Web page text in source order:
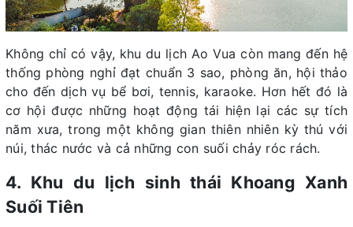
Không chỉ có vậy, khu du lịch Ao Vua còn mang đến hệ
thống phòng nghỉ đạt chuẩn 3 sao, phòng ăn, hội thảo
cho đến dịch vụ bể bơi, tennis, karaoke. Hơn hết đó là
cơ hội được những hoạt động tái hiện lại các sự tích
năm xưa, trong một không gian thiên nhiên kỳ thú với
núi, thác nước và cả những con suối chảy róc rách.
4. Khu du lịch sinh thái Khoang Xanh
Suối Tiên